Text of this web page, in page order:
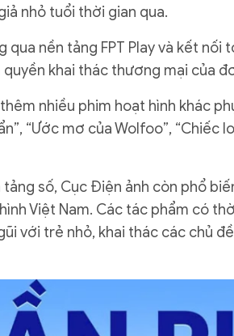
nhỏ tuổi thời gian qua.
nền tảng FPT Play và kết nối
khai thác thương mại của
nhiều phim hoạt hình khác
“Ước mơ của Wolfoo”, “Chiếc
số, Cục Điện ảnh còn phổ
Việt Nam. Các tác phẩm có
với trẻ nhỏ, khai thác các chủ